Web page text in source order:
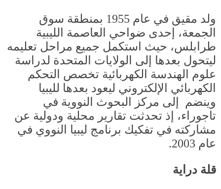
ولد مقيق في عام 1955 بمنطقة سوق
الجمعة، إحدى ضواحي العاصمة الليبية
طرابلس، حيث استكمل جميع مراحل تعليمه
ليتحول بعدها إلى الولايات المتحدة لدراسة
علوم الهندسة الكهربائية تخصص التحكم
الكهربائي الإلكتروني ليعود بعدها لليبيا
وينضم إلى مركز البحوث النووية في
تاجوراء، إذ تحدثت تقارير محلية ودولية عن
مشاركته في تفكيك برنامج ليبيا النووي في
عام 2003.
قلة دراية